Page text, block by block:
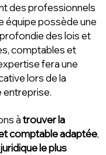
des professionnels
équipe possède une
des lois et
comptables et
fera une
lors de la
entreprise.
àtrouver la
comptable adaptée,
le plus